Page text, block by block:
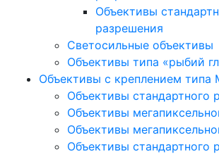
Объективы
разрешения
Светосильные объективы
Объективы типа «рыбий
Объективы с креплением типа
Объективы стандартного
Объективы
Объективы
Объективы стандартного